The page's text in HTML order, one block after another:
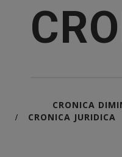
CRONICA
/ CRONICA JURIDICA